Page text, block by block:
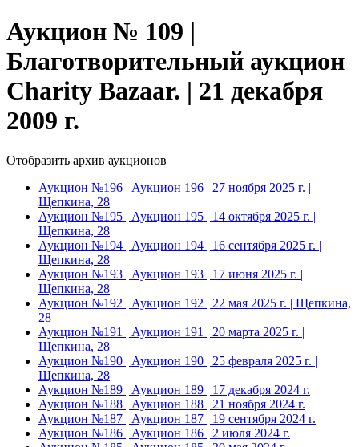
Аукцион № 109 |
Благотворительный аукцион
Charity Bazaar. | 21 декабря
2009 г.
Отобразить архив аукционов
Аукцион №196 | Аукцион 196 | 27 ноября 2025 г. |
Щепкина, 28
Аукцион №195 | Аукцион 195 | 14 октября 2025 г. |
Щепкина, 28
Аукцион №194 | Аукцион 194 | 16 сентября 2025 г. |
Щепкина, 28
Аукцион №193 | Аукцион 193 | 17 июня 2025 г. |
Щепкина, 28
Аукцион №192 | Аукцион 192 | 22 мая 2025 г. | Щепкина,
28
Аукцион №191 | Аукцион 191 | 20 марта 2025 г. |
Щепкина, 28
Аукцион №190 | Аукцион 190 | 25 февраля 2025 г. |
Щепкина, 28
Аукцион №189 | Аукцион 189 | 17 декабря 2024 г.
Аукцион №188 | Аукцион 188 | 21 ноября 2024 г.
Аукцион №187 | Аукцион 187 | 19 сентября 2024 г.
Аукцион №186 | Аукцион 186 | 2 июля 2024 г.